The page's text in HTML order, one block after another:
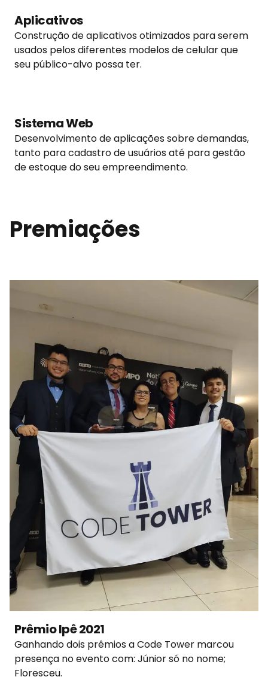
Aplicativos
Construção de aplicativos otimizados para serem
usados pelos diferentes modelos de celular que
seu público-alvo possa ter.
Sistema Web
Desenvolvimento de aplicações sobre demandas,
tanto para cadastro de usuários até para gestão
de estoque do seu empreendimento.
Premiações
Prêmio Ipê 2021
Ganhando dois prêmios a Code Tower marcou
presença no evento com: Júnior só no nome;
Floresceu.